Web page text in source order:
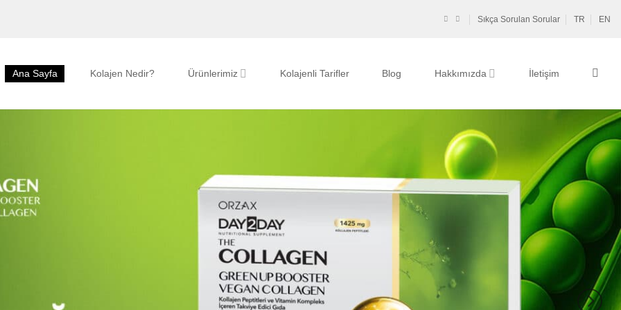
Sıkça Sorulan Sorular TR EN
Ana Sayfa Kolajen Nedir? Ürünlerimiz Kolajenli Tarifler Blog Hakkımızda İletişim